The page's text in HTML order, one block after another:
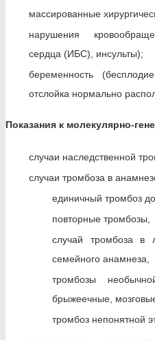
массированные
нарушения
сердца (ИБС), инсульты);
беременность
отслойка нормально
Показания к молекулярно-
случаи наследственной
случаи тромбоза в
единичный тромбоз
повторные тромбозы,
случай тромбоза в
семейного анамнеза,
тромбозы
брыжеечные,
тромбоз непонятной